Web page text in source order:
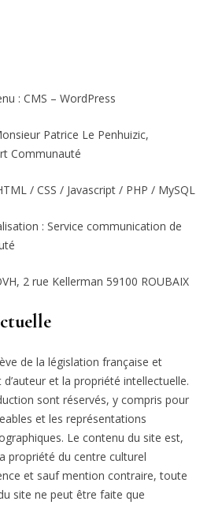
: CMS – WordPress
Patrice Le Penhuizic,
Communauté
/ CSS / Javascript / PHP / MySQL
: Service communication de
2 rue Kellerman 59100 ROUBAIX
de la législation française et
et la propriété intellectuelle.
sont réservés, y compris pour
et les représentations
Le contenu du site est,
propriété du centre culturel
et sauf mention contraire, toute
site ne peut être faite que